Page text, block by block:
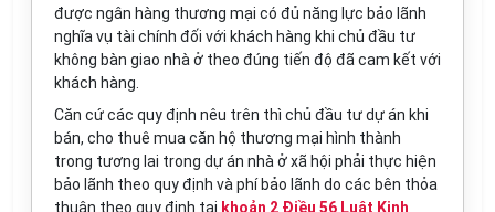
được ngân hàng thương mại có đủ năng lực bảo lãnh
nghĩa vụ tài chính đối với khách hàng khi chủ đầu tư
không bàn giao nhà ở theo đúng tiến độ đã cam kết với
khách hàng.
Căn cứ các quy định nêu trên thì chủ đầu tư dự án khi
bán, cho thuê mua căn hộ thương mại hình thành
trong tương lai trong dự án nhà ở xã hội phải thực hiện
bảo lãnh theo quy định và phí bảo lãnh do các bên thỏa
thuận theo quy định tại khoản 2 Điều 56 Luật Kinh